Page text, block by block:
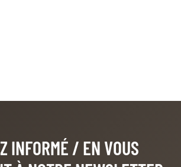
À NOTRE NEWSLETTER